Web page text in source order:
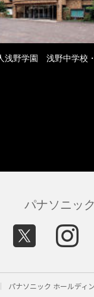
浅野学園 浅野中学校
パナソニッ
パナソニック ホールディ